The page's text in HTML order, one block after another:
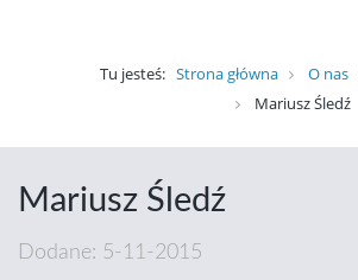
Tu jesteś: Strona główna O nas
Mariusz Śledź
Mariusz Śledź
Dodane: 5-11-2015